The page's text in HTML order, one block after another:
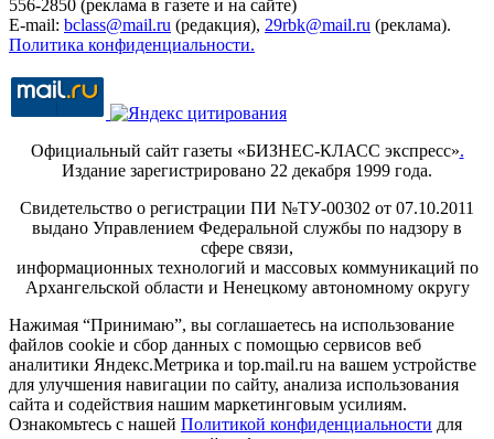
556-2850 (реклама в газете и на сайте)
E-mail: bclass@mail.ru (редакция), 29rbk@mail.ru (реклама).
Политика конфиденциальности.
Официальный сайт газеты «БИЗНЕС-КЛАСС экспресс».
Издание зарегистрировано 22 декабря 1999 года.
Свидетельство о регистрации ПИ №ТУ-00302 от 07.10.2011
выдано Управлением Федеральной службы по надзору в
сфере связи,
информационных технологий и массовых коммуникаций по
Архангельской области и Ненецкому автономному округу
Нажимая “Принимаю”, вы соглашаетесь на использование
файлов cookie и сбор данных с помощью сервисов веб
аналитики Яндекс.Метрика и top.mail.ru на вашем устройстве
для улучшения навигации по сайту, анализа использования
сайта и содействия нашим маркетинговым усилиям.
Ознакомьтесь с нашей Политикой конфиденциальности для